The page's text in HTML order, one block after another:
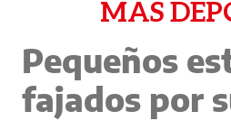
MÁS
Pequeños
fajados por